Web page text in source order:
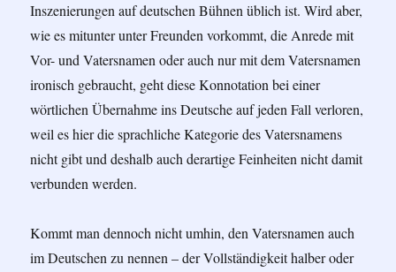
Inszenierungen auf deutschen Bühnen üblich ist. Wird aber,
wie es mitunter unter Freunden vorkommt, die Anrede mit
Vor- und Vatersnamen oder auch nur mit dem Vatersnamen
ironisch gebraucht, geht diese Konnotation bei einer
wörtlichen Übernahme ins Deutsche auf jeden Fall verloren,
weil es hier die sprachliche Kategorie des Vatersnamens
nicht gibt und deshalb auch derartige Feinheiten nicht damit
verbunden werden.
Kommt man dennoch nicht umhin, den Vatersnamen auch
im Deutschen zu nennen – der Vollständigkeit halber oder